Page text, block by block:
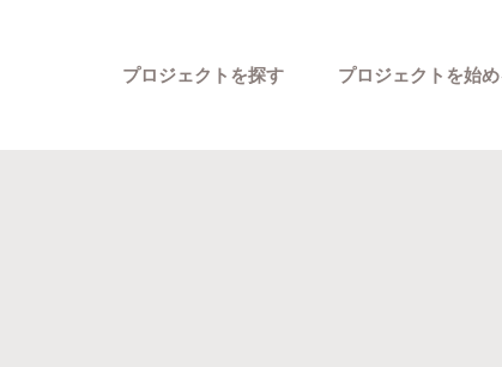
プロジェクトを探す プロジェクトを始